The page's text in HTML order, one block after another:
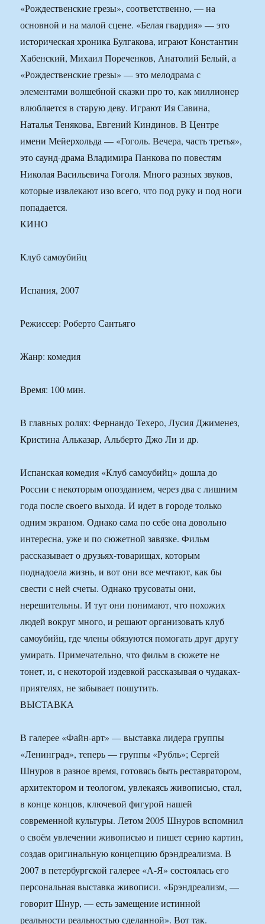
«Рождественские грезы», соответственно, — на
основной и на малой сцене. «Белая гвардия» — это
историческая хроника Булгакова, играют Константин
Хабенский, Михаил Пореченков, Анатолий Белый, а
«Рождественские грезы» — это мелодрама с
элементами волшебной сказки про то, как миллионер
влюбляется в старую деву. Играют Ия Савина,
Наталья Тенякова, Евгений Киндинов. В Центре
имени Мейерхольда — «Гоголь. Вечера, часть третья»,
это саунд-драма Владимира Панкова по повестям
Николая Васильевича Гоголя. Много разных звуков,
которые извлекают изо всего, что под руку и под ноги
попадается.
КИНО
Клуб самоубийц
Испания, 2007
Режиссер: Роберто Сантьяго
Жанр: комедия
Время: 100 мин.
В главных ролях: Фернандо Техеро, Лусия Джименез,
Кристина Альказар, Альберто Джо Ли и др.
Испанская комедия «Клуб самоубийц» дошла до
России с некоторым опозданием, через два с лишним
года после своего выхода. И идет в городе только
одним экраном. Однако сама по себе она довольно
интересна, уже и по сюжетной завязке. Фильм
рассказывает о друзьях-товарищах, которым
поднадоела жизнь, и вот они все мечтают, как бы
свести с ней счеты. Однако трусоваты они,
нерешительны. И тут они понимают, что похожих
людей вокруг много, и решают организовать клуб
самоубийц, где члены обязуются помогать друг другу
умирать. Примечательно, что фильм в сюжете не
тонет, и, с некоторой издевкой рассказывая о чудаках-
приятелях, не забывает пошутить.
ВЫСТАВКА
В галерее «Файн-арт» — выставка лидера группы
«Ленинград», теперь — группы «Рубль»; Сергей
Шнуров в разное время, готовясь быть реставратором,
архитектором и теологом, увлекаясь живописью, стал,
в конце концов, ключевой фигурой нашей
современной культуры. Летом 2005 Шнуров вспомнил
о своём увлечении живописью и пишет серию картин,
создав оригинальную концепцию брэндреализма. В
2007 в петербургской галерее «А-Я» состоялась его
персональная выставка живописи. «Брэндреализм, —
говорит Шнур, — есть замещение истинной
реальности реальностью сделанной». Вот так.